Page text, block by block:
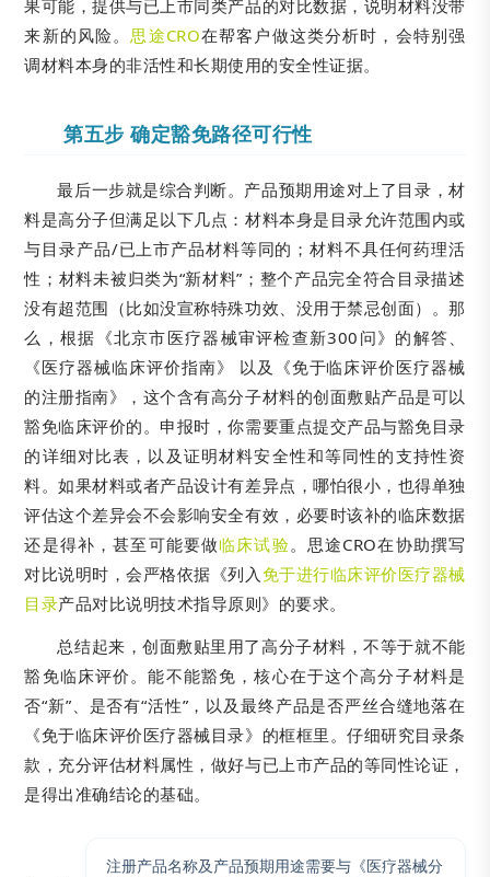
果可能，提供与已上市同类产品的对比数据，说明材料没带
来新的风险。 思途CRO在帮客户做这类分析时，会特别强
调材料本身的非活性和长期使用的安全性证据。
第五步 确定豁免路径可行性
最后一步就是综合判断。产品预期用途对上了目录，材
料是高分子但满足以下几点：材料本身是目录允许范围内或
与目录产品/已上市产品材料等同的；材料不具任何药理活
性；材料未被归类为“新材料”；整个产品完全符合目录描述
没有超范围（比如没宣称特殊功效、没用于禁忌创面）。那
么，根据《北京市医疗器械审评检查新300问》的解答、
《医疗器械临床评价指南》 以及《免于临床评价医疗器械
的注册指南》，这个含有高分子材料的创面敷贴产品是可以
豁免临床评价的。申报时，你需要重点提交产品与豁免目录
的详细对比表，以及证明材料安全性和等同性的支持性资
料。如果材料或者产品设计有差异点，哪怕很小，也得单独
评估这个差异会不会影响安全有效，必要时该补的临床数据
还是得补，甚至可能要做临床试验。思途CRO在协助撰写
对比说明时，会严格依据《列入 免于进行临床评价医疗器械
目录产品对比说明技术指导原则》的要求。
总结起来，创面敷贴里用了高分子材料，不等于就不能
豁免临床评价。能不能豁免，核心在于这个高分子材料是
否“新”、是否有“活性”，以及最终产品是否严丝合缝地落在
《免于临床评价医疗器械目录》的框框里。仔细研究目录条
款，充分评估材料属性，做好与已上市产品的等同性论证，
是得出准确结论的基础。
注册产品名称及产品预期用途需要与《医疗器械分